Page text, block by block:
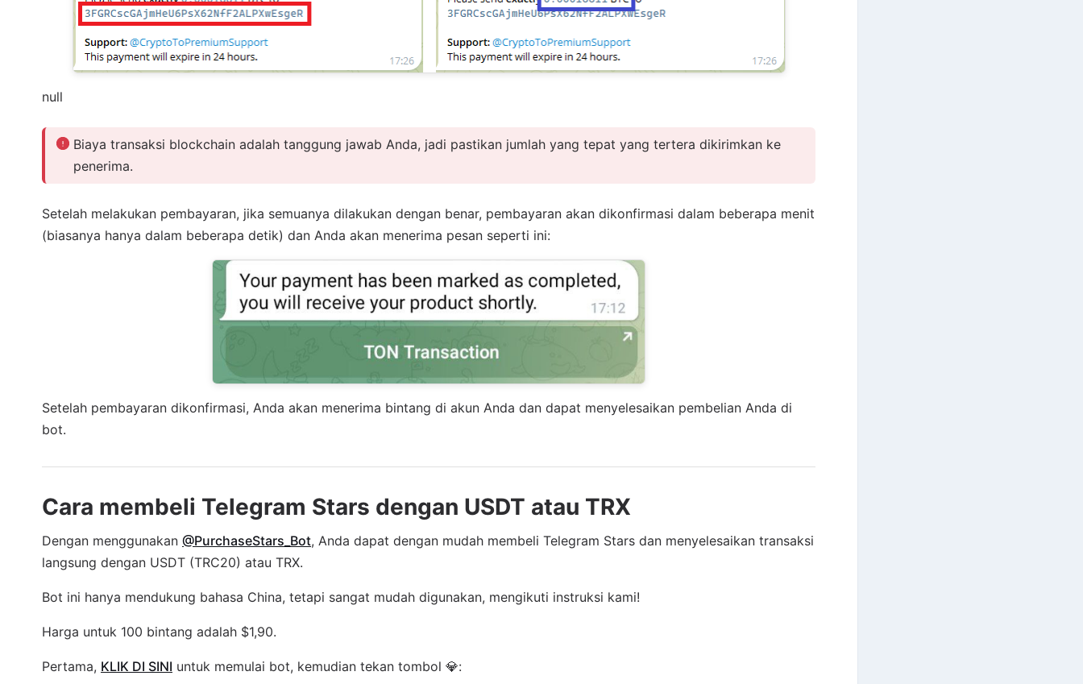
null
Biaya transaksi blockchain adalah tanggung jawab Anda, jadi pastikan jumlah yang tepat yang tertera dikirimkan ke
penerima.
Setelah melakukan pembayaran, jika semuanya dilakukan dengan benar, pembayaran akan dikonfirmasi dalam beberapa menit
(biasanya hanya dalam beberapa detik) dan Anda akan menerima pesan seperti ini:
Setelah pembayaran dikonfirmasi, Anda akan menerima bintang di akun Anda dan dapat menyelesaikan pembelian Anda di
bot.
Cara membeli Telegram Stars dengan USDT atau TRX
Dengan menggunakan @PurchaseStars_Bot, Anda dapat dengan mudah membeli Telegram Stars dan menyelesaikan transaksi
langsung dengan USDT (TRC20) atau TRX.
Bot ini hanya mendukung bahasa China, tetapi sangat mudah digunakan, mengikuti instruksi kami!
Harga untuk 100 bintang adalah $1,90.
Pertama, KLIK DI SINI untuk memulai bot, kemudian tekan tombol 💎: